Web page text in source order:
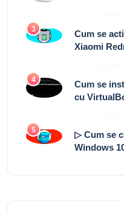
3
Cum se
Xiaomi
4
Cum se
cu
5
▷ Cum se
Windows